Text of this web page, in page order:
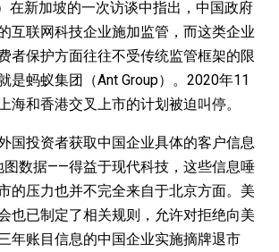
在新加坡的一次访谈中指出，中国政府
互联网科技企业施加监管，而这类企业
者保护方面往往不受传统监管框架的限
是蚂蚁集团（Ant Group）。2020年11
海和香港交叉上市的计划被迫叫停。
国投资者获取中国企业具体的客户信息
数据——得益于现代科技，这些信息唾
的压力也并不完全来自于北京方面。美
也已制定了相关规则，允许对拒绝向美
年账目信息的中国企业实施摘牌退市